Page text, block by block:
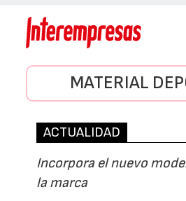
MATERIAL
ACTUALIDAD
Incorpora el nuevo
la marca